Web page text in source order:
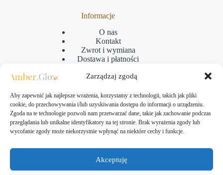
Zarządzaj zgodą
Aby zapewnić jak najlepsze wrażenia, korzystamy z technologii, takich jak pliki
cookie, do przechowywania i/lub uzyskiwania dostępu do informacji o urządzeniu.
Zgoda na te technologie pozwoli nam przetwarzać dane, takie jak zachowanie podczas
przeglądania lub unikalne identyfikatory na tej stronie. Brak wyrażenia zgody lub
wycofanie zgody może niekorzystnie wpłynąć na niektóre cechy i funkcje.
Akceptuję
Informacje
O nas
Kontakt
Zwrot i wymiana
Dostawa i płatności
Regulamin
GPSR
Polityka plikow cookies
Kontakt
ul. Taborowa 10, 80-171 Gdańsk
NIP: 583-313-24-61